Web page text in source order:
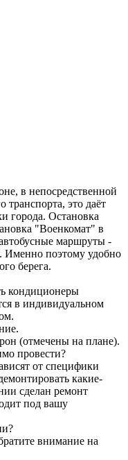
в непосредственной
транспорта, это даёт
города. Остановка
"Военкомат" в
маршруты -
Именно поэтому удобно
берега.
кондиционеры
в индивидуальном
(отмечены на плане).
провести?
от специфики
какие-
сделан ремонт
под вашу
внимание на